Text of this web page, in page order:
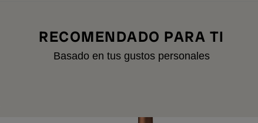
RECOMENDADO PARA TI
Basado en tus gustos personales